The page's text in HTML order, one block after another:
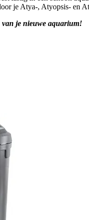
je Atya-, Atyopsis- en
van je nieuwe aquarium!